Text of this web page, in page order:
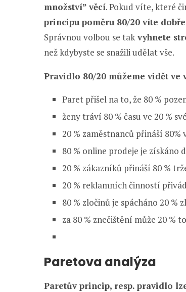
množství” věcí. Pokud víte, které
principu poměru 80/20 víte
Správnou volbou se takvyhnete
než kdybyste se snažili udělat vše.
Pravidlo 80/20 můžeme vidět ve
Paret přišel na to, že 80 %
ženy tráví 80 % času ve 20 %
20 % zaměstnanců přináší 80%
80 % online prodeje je získáno
20 % zákazníků přináší 80 %
20 % reklamních činností
80 % zločinů je spácháno 20 %
za 80 % znečištění může 20 %
Paretova analýza
Paretův princip, resp. pravidlo